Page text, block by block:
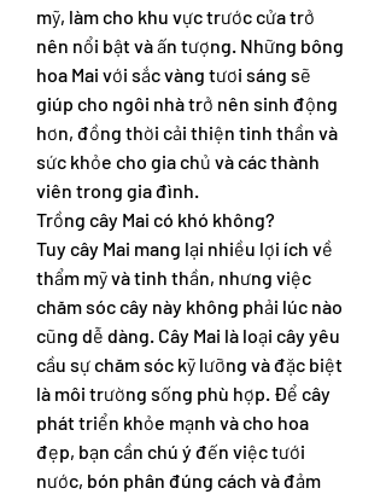
mỹ, làm cho khu vực trước cửa trở
nên nổi bật và ấn tượng. Những bông
hoa Mai với sắc vàng tươi sáng sẽ
giúp cho ngôi nhà trở nên sinh động
hơn, đồng thời cải thiện tinh thần và
sức khỏe cho gia chủ và các thành
viên trong gia đình.
Trồng cây Mai có khó không?
Tuy cây Mai mang lại nhiều lợi ích về
thẩm mỹ và tinh thần, nhưng việc
chăm sóc cây này không phải lúc nào
cũng dễ dàng. Cây Mai là loại cây yêu
cầu sự chăm sóc kỹ lưỡng và đặc biệt
là môi trường sống phù hợp. Để cây
phát triển khỏe mạnh và cho hoa
đẹp, bạn cần chú ý đến việc tưới
nước, bón phân đúng cách và đảm